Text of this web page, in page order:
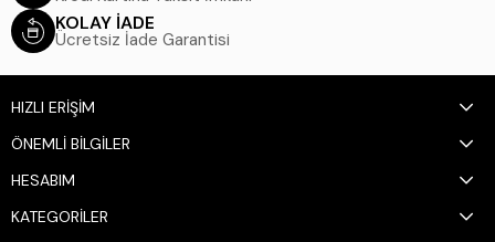
KOLAY İADE
Ücretsiz İade Garantisi
HIZLI ERİŞİM
ÖNEMLİ BİLGİLER
HESABIM
KATEGORİLER